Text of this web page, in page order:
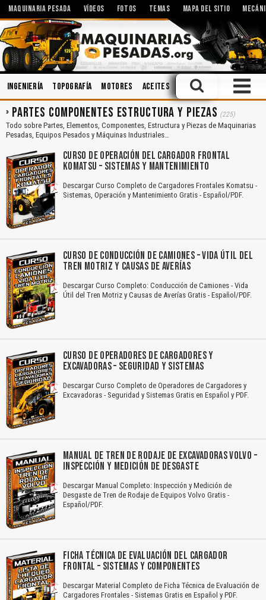
MAQUINARIA PESADA VÍDEOS FOTOS TEMAS MAPA DEL SITIO
Ingeniería Topografía Motores Aceites Sistemas Hidráulicos
PARTES COMPONENTES ESTRUCTURA Y PIEZAS (225)
Todo sobre Partes, Elementos, Componentes, Estructura y Piezas de Maquinarias
Pesadas, Equipos Pesados y Máquinas Industriales…
CURSO DE OPERACIÓN DEL CARGADOR FRONTAL
KOMATSU – SISTEMAS Y MANTENIMIENTO
Descargar Curso Completo de Cargadores Frontales Komatsu -
Sistemas, Operación y Mantenimiento Gratis - Español/PDF.
CURSO DE CONDUCCIÓN DE CAMIONES – VIDA ÚTIL DEL
TREN MOTRIZ Y CAUSAS DE AVERÍAS
Descargar Curso Completo: Conducción de Camiones - Vida
Útil del Tren Motriz y Causas de Averías Gratis - Español/PDF.
CURSO DE OPERADORES DE CARGADORES Y
EXCAVADORAS – SEGURIDAD Y SISTEMAS
Descargar Curso Completo de Operadores de Cargadores y
Excavadoras - Seguridad y Sistemas Gratis en Español y PDF.
MANUAL DE TREN DE RODAJE DE EXCAVADORAS VOLVO –
INSPECCIÓN Y MEDICIÓN DE DESGASTE
Descargar Manual Completo: Inspección y Medición de
Desgaste de Tren de Rodaje de Equipos Volvo Gratis -
Español/PDF.
FICHA TÉCNICA DE EVALUACIÓN DEL CARGADOR
FRONTAL – SISTEMAS Y COMPONENTES
Descargar Material Completo de Ficha Técnica de Evaluación de
Cargadores Frontales - Sistemas Gratis en Español y PDF.